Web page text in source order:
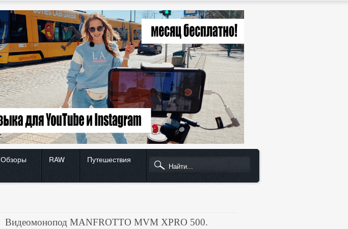
Обзоры RAW Путешествия
Видеомонопод MANFROTTO MVM XPRO 500.